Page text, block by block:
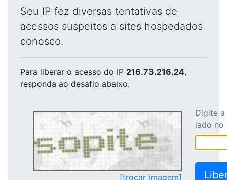
Seu IP fez diversas tentativas de
acessos suspeitos a sites hospedados
conosco.
Para liberar o acesso do IP 216.73.216.24,
responda ao desafio abaixo.
[trocar imagem]
Digite
lado no